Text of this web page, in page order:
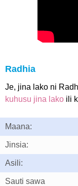
Radhia
Je, jina lako ni
kuhusu jina lako ili
Maana:
Jinsia:
Asili:
Sauti sawa